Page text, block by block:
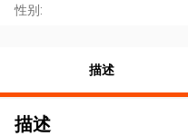
性别:
描述
描述